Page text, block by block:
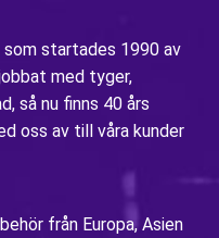
startades 1990 av
med tyger,
så nu finns 40 års
oss av till våra kunder
från Europa, Asien